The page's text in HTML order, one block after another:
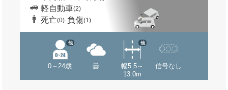
軽自動車(2)
死亡(0) 負傷(1)
0～24歳
他
曇
幅5.5～
13.0m
他
信号なし